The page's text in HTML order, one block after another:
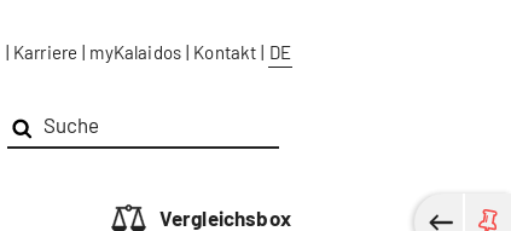
| Karriere | myKalaidos | Kontakt | DE
Vergleichsbox